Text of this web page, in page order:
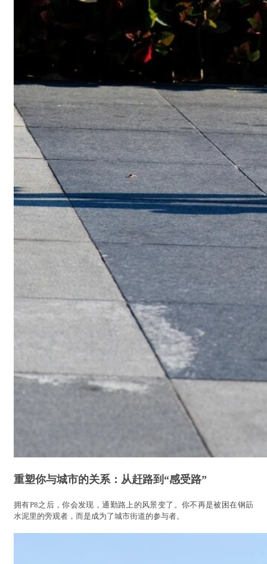
重塑你与城市的关系：从赶路到“感受路”
拥有P8之后，你会发现，通勤路上的风景变了。你不再是被困在钢筯
水泥里的旁观者，而是成为了城市街道的参与者。